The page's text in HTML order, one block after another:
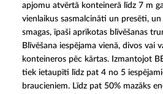
apjomu atvērtā konteinerā līdz 7 m
vienlaikus sasmalcināti un presēti,
smagas, īpaši aprīkotas blīvēšanas
Blīvēšana iespējama vienā, divos vai
konteineros pēc kārtas. Izmantojot
tiek ietaupīti līdz pat 4 no 5
braucieniem. Līdz pat 50% mazāks